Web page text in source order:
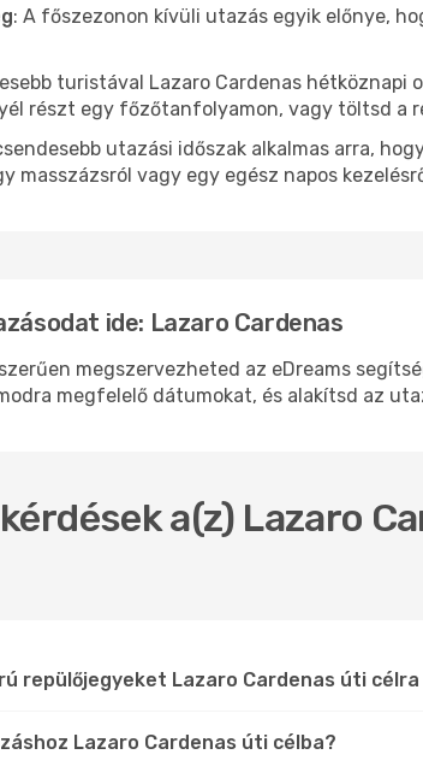
: A főszezonon kívüli utazás egyik előnye,
turistával Lazaro Cardenas
részt egy főzőtanfolyamon, vagy töltsd a
utazási időszak alkalmas arra,
masszázsról vagy egy egész napos
ide: Lazaro Cardenas
megszervezheted az eDreams
megfelelő dátumokat, és alakítsd az
a(z) Lazaro
repülőjegyeket Lazaro Cardenas úti
Lazaro Cardenas úti célba?